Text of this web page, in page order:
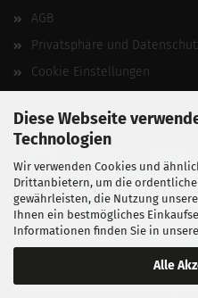
Diese Webseite
Technologien
Wir verwenden Cookies und
Drittanbietern, um die
gewährleisten, die Nutzung
Ihnen ein bestmögliches
Informationen finden Sie in
Alle
AGB
Privatsphäre und
Cookie Einstellungen
Vertrag widerrufen